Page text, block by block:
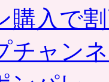
購入で
チャン